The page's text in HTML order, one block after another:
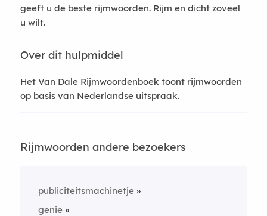
geeft u de beste rijmwoorden. Rijm en dicht zoveel
u wilt.
Over dit hulpmiddel
Het Van Dale Rijmwoordenboek toont rijmwoorden
op basis van Nederlandse uitspraak.
Rijmwoorden andere bezoekers
publiciteitsmachinetje
genie